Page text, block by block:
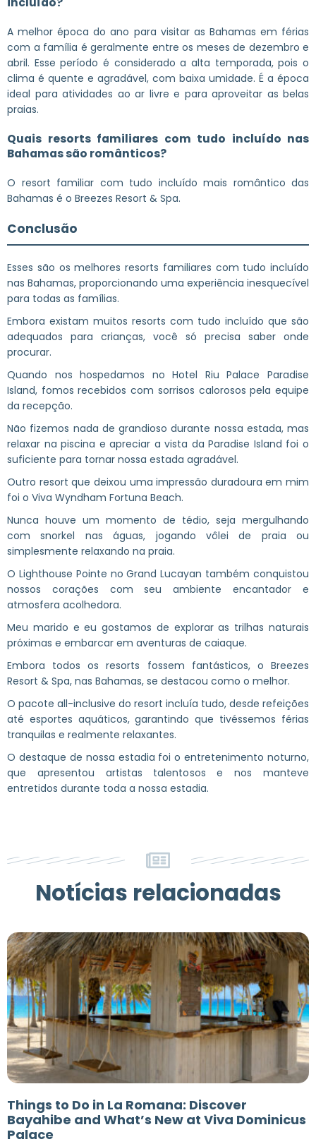
A melhor época do ano para visitar as Bahamas em férias
com a família é geralmente entre os meses de dezembro e
abril. Esse período é considerado a alta temporada, pois o
clima é quente e agradável, com baixa umidade. É a época
ideal para atividades ao ar livre e para aproveitar as belas
praias.
Quais resorts familiares com tudo incluído nas
Bahamas são românticos?
O resort familiar com tudo incluído mais romântico das
Bahamas é o Breezes Resort & Spa.
Conclusão
Esses são os melhores resorts familiares com tudo incluído
nas Bahamas, proporcionando uma experiência inesquecível
para todas as famílias.
Embora existam muitos resorts com tudo incluído que são
adequados para crianças, você só precisa saber onde
procurar.
Quando nos hospedamos no Hotel Riu Palace Paradise
Island, fomos recebidos com sorrisos calorosos pela equipe
da recepção.
Não fizemos nada de grandioso durante nossa estada, mas
relaxar na piscina e apreciar a vista da Paradise Island foi o
suficiente para tornar nossa estada agradável.
Outro resort que deixou uma impressão duradoura em mim
foi o Viva Wyndham Fortuna Beach.
Nunca houve um momento de tédio, seja mergulhando
com snorkel nas águas, jogando vôlei de praia ou
simplesmente relaxando na praia.
O Lighthouse Pointe no Grand Lucayan também conquistou
nossos corações com seu ambiente encantador e
atmosfera acolhedora.
Meu marido e eu gostamos de explorar as trilhas naturais
próximas e embarcar em aventuras de caiaque.
Embora todos os resorts fossem fantásticos, o Breezes
Resort & Spa, nas Bahamas, se destacou como o melhor.
O pacote all-inclusive do resort incluía tudo, desde refeições
até esportes aquáticos, garantindo que tivéssemos férias
tranquilas e realmente relaxantes.
O destaque de nossa estadia foi o entretenimento noturno,
que apresentou artistas talentosos e nos manteve
entretidos durante toda a nossa estadia.
Notícias relacionadas
Things to Do in La Romana: Discover
Bayahibe and What’s New at Viva Dominicus
Palace